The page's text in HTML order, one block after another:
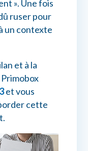
». Une fois
ruser pour
un contexte
et à la
et vous
cette